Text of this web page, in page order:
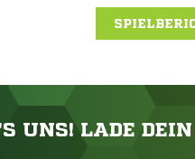
UNS! LADE DEIN